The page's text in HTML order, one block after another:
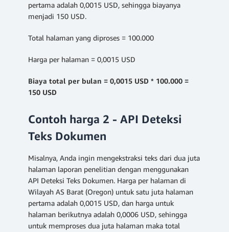
pertama adalah 0,0015 USD, sehingga biayanya
menjadi 150 USD.
Total halaman yang diproses = 100.000
Harga per halaman = 0,0015 USD
Biaya total per bulan = 0,0015 USD * 100.000 =
150 USD
Contoh harga 2 - API Deteksi
Teks Dokumen
Misalnya, Anda ingin mengekstraksi teks dari dua juta
halaman laporan penelitian dengan menggunakan
API Deteksi Teks Dokumen. Harga per halaman di
Wilayah AS Barat (Oregon) untuk satu juta halaman
pertama adalah 0,0015 USD, dan harga untuk
halaman berikutnya adalah 0,0006 USD, sehingga
untuk memproses dua juta halaman maka total